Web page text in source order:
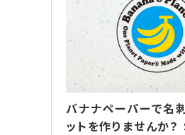
バナナペーパーで名
ットを作りませんか